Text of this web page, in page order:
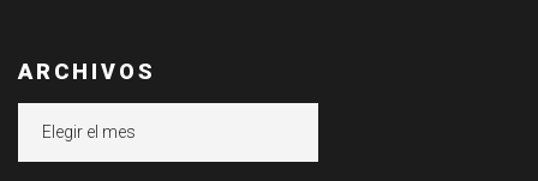
ARCHIVOS